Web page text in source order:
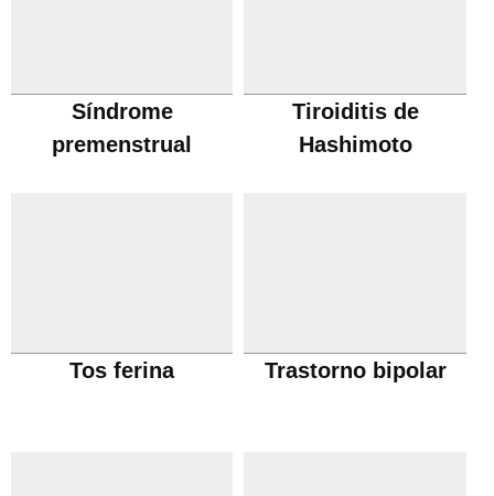
Síndrome
premenstrual
Tiroiditis de
Hashimoto
Tos ferina Trastorno bipolar